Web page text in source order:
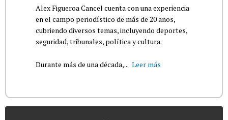
Alex Figueroa Cancel cuenta con una experiencia
en el campo periodístico de más de 20 años,
cubriendo diversos temas, incluyendo deportes,
seguridad, tribunales, política y cultura.
Durante más de una década,... Leer más